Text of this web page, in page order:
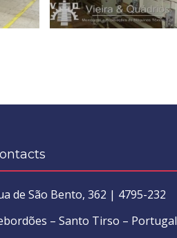
de São Bento, 362 | 4795-232
– Santo Tirso – Portugal